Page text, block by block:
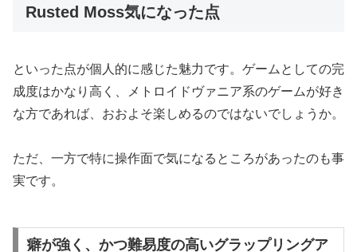
Rusted Moss気になった点
といった点が個人的に感じた魅力です。ゲームとしての完
成度はかなり高く、メトロイドヴァニア系のゲームが好き
な方であれば、おおよそ楽しめるのではないでしょうか。
ただ、一方で特に操作面で気になるところがあったのも事
実です。
癖が強く、かつ難易度の高いグラップリングア